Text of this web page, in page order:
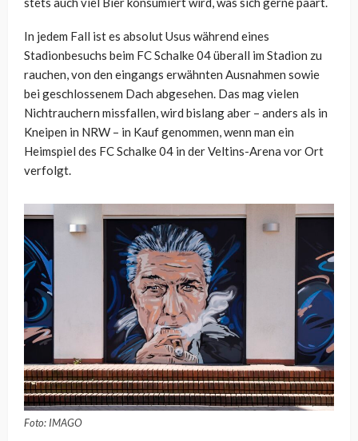
In jedem Fall ist es absolut Usus während eines
Stadionbesuchs beim FC Schalke 04 überall im Stadion zu
rauchen, von den eingangs erwähnten Ausnahmen sowie
bei geschlossenem Dach abgesehen. Das mag vielen
Nichtrauchern missfallen, wird bislang aber – anders als in
Kneipen in NRW – in Kauf genommen, wenn man ein
Heimspiel des FC Schalke 04 in der Veltins-Arena vor Ort
verfolgt.
Foto: IMAGO